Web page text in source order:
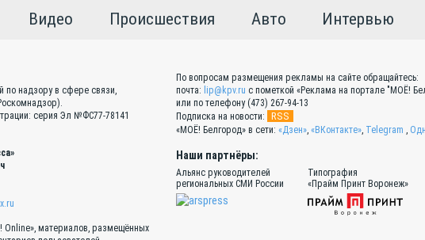
Видео Происшествия Авто Интервью
по надзору в сфере связи,
серия Эл №ФС77-78141
Online», материалов, размещённых
По вопросам размещения рекламы на сайте обращайтесь:
почта: lip@kpv.ru с пометкой «Реклама на портале "МОЁ!
или по телефону (473) 267-94-13
Подписка на новости:
RSS
«МОЁ! Белгород» в сети: «Дзен», «ВКонтакте», Telegram ,
Наши партнёры:
Альянс руководителей
региональных СМИ России
Типография
«Прайм Принт Воронеж»